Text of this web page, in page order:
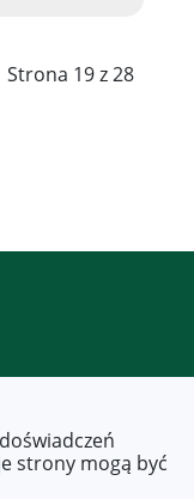
Strona 19 z 28
strony mogą być